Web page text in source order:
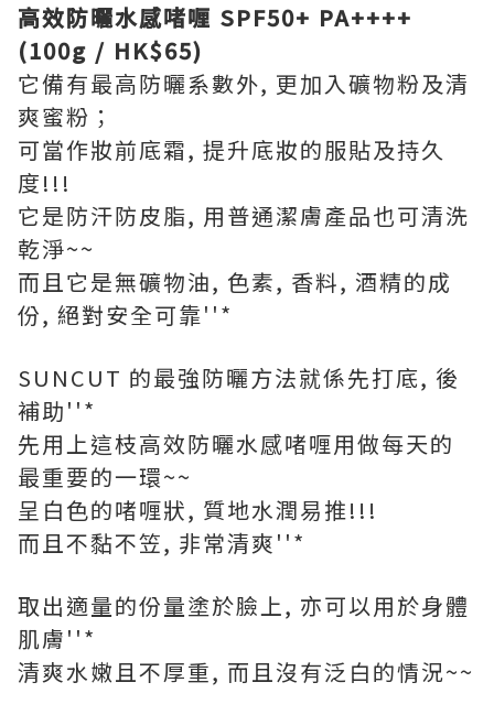
高效防曬水感啫喱 SPF50+ PA++++
(100g / HK$65)
它備有最高防曬系數外, 更加入礦物粉及清
爽蜜粉；
可當作妝前底霜, 提升底妝的服貼及持久
度!!!
它是防汗防皮脂, 用普通潔膚產品也可清洗
乾淨~~
而且它是無礦物油, 色素, 香料, 酒精的成
份, 絕對安全可靠''*
SUNCUT 的最強防曬方法就係先打底, 後
補助''*
先用上這枝高效防曬水感啫喱用做每天的
最重要的一環~~
呈白色的啫喱狀, 質地水潤易推!!!
而且不黏不笠, 非常清爽''*
取出適量的份量塗於臉上, 亦可以用於身體
肌膚''*
清爽水嫩且不厚重, 而且沒有泛白的情況~~